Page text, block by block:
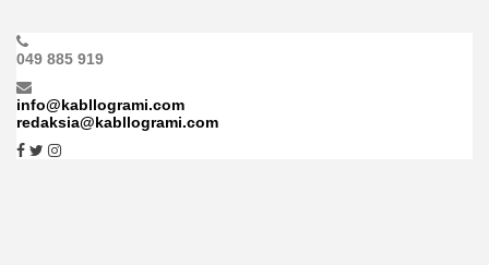
049 885 919
info@kabllogrami.com
redaksia@kabllogrami.com